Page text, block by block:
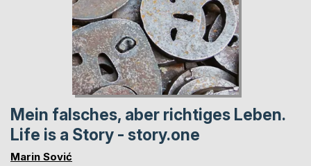
Mein falsches, aber richtiges Leben.
Life is a Story - story.one
Marin Sović